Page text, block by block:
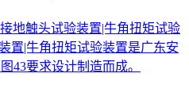
地触头试验装置|牛角扭矩试验
置|牛角扭矩试验装置是广东安
43要求设计制造而成。